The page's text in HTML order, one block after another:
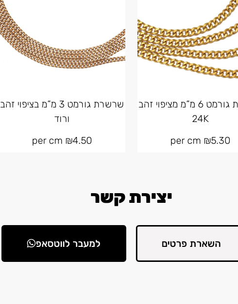
שרשרת גורמט 6 מ”מ מציפוי זהב
24K
₪5.30
שרשרת גורמט 3 מ”מ בציפוי זהב
ורוד
₪4.50
יצירת קשר
השארת פרטים למעבר לווטסאפ